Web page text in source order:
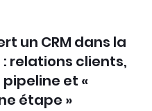
un CRM dans la
relations clients,
et «
étape »